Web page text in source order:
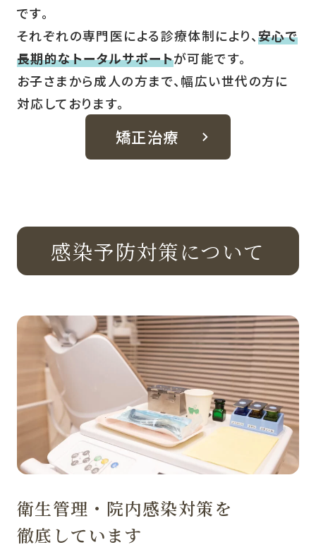
です。
それぞれの専門医による診療体制により、安心で
長期的なトータルサポートが可能です。
お子さまから成人の方まで、幅広い世代の方に
対応しております。
矯正治療
感染予防対策について
衛生管理・院内感染対策を
徹底しています